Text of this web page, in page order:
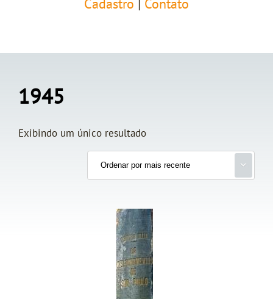
Cadastro
Contato
1945
Exibindo um único resultado